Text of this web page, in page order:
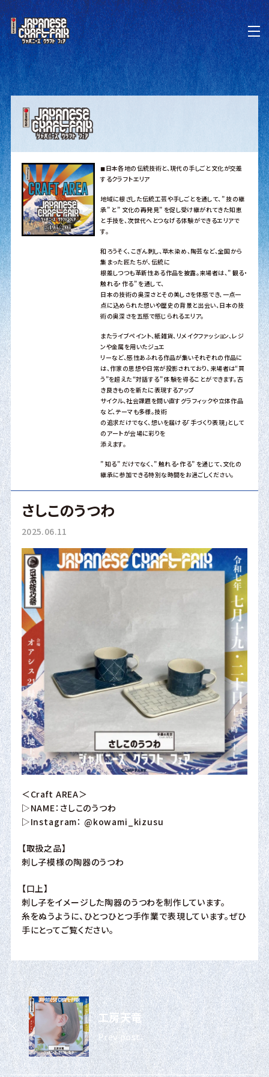
◼︎日本各地の伝統技術と、現代の手しごと文化が交差
するクラフトエリア
地域に根ざした伝統工芸や手しごとを通して、” 技の継
承” と” 文化の再発見” を促し受け継がれてきた知恵
と手技を、次世代へとつなげる体験ができるエリアで
す。
和ろうそく、こぎん刺し、草木染め、陶芸など、全国から
集まった匠たちが、伝統に
根差しつつも革新性ある作品を披露。来場者は、” 観る・
触れる・作る” を通して、
日本の技術の奥深さとその美しさを体感でき、一点一
点に込められた想いや歴史の背景と出会い、日本の技
術の奥深さを五感で感じられるエリア。
またライブペイント、紙雑貨、リメイクファッション、レジ
ンや金属を用いたジュエ
リーなど、感性あふれる作品が集いそれぞれの作品に
は、作家の思想や日常が投影されており、来場者は“買
う”を超えた“対話する” 体験を得ることができます。古
き良きものを新たに表現するアップ
サイクル、社会課題を問い直すグラフィックや立体作品
など、テーマも多様。技術
の追求だけでなく、想いを届ける「手づくり表現」として
のアートが会場に彩りを
添えます。
” 知る” だけでなく、” 触れる・作る” を通じて、文化の
継承に参加できる特別な時間をお過ごしください。
さしこのうつわ
2025.06.11
＜Craft AREA＞
▷NAME：さしこのうつわ
▷Instagram： @kowami_kizusu
【取扱之品】
刺し子模様の陶器のうつわ
【口上】
刺し子をイメージした陶器のうつわを制作しています。
糸をぬうように、ひとつひとつ手作業で表現しています。ぜひ
手にとってご覧ください。
工房天竜
Prev post